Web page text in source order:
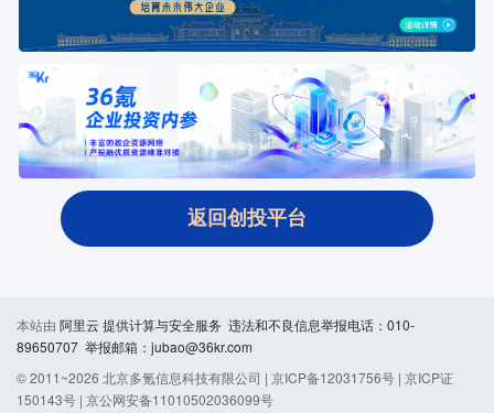
返回创投平台
本站由 阿里云 提供计算与安全服务 违法和不良信息举报电话：010-
89650707 举报邮箱：jubao@36kr.com
© 2011~2026 北京多氪信息科技有限公司 | 京ICP备12031756号 | 京ICP证
150143号 | 京公网安备11010502036099号